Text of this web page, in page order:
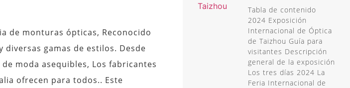
de monturas ópticas, Reconocido
gamas de estilos. Desde
moda asequibles, Los fabricantes
ofrecen para todos.. Este
Tabla de contenido
2024 Exposición
Internacional de Óptica
de Taizhou Guía para
visitantes Descripción
general de la exposición
Los tres días 2024 La
Feria Internacional de